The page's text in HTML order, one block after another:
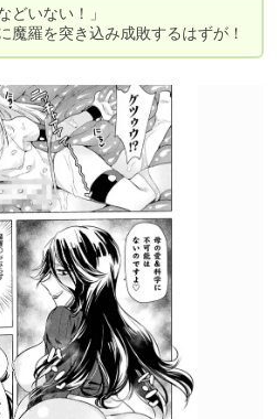
どいない！」
魔羅を突き込み成敗するはずが！